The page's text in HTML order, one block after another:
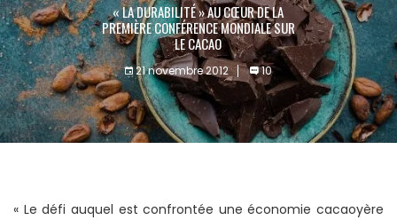
« LA DURABILITÉ » AU CŒUR DE LA
PREMIÈRE CONFÉRENCE MONDIALE SUR
LE CACAO
21 novembre 2012 10
« Le défi auquel est confrontée une économie cacaoyère